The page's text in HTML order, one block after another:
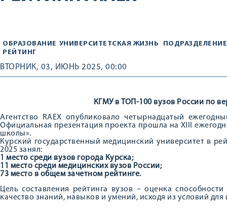
ОБРАЗОВАНИЕ УНИВЕРСИТЕТСКАЯ ЖИЗНЬ
ПОДРАЗДЕЛЕНИЕ
РЕЙТИНГ
ВТОРНИК, 03, ИЮНЬ 2025, 00:00
КГМУ в ТОП-100 вузов России по
Агентство RAEX опубликовало четырнадцатый
Официальная презентация проекта прошла на XIII
школы».
Курский государственный медицинский университет в
2025 занял:
1 место среди вузов города Курска;
11 место среди медицинских вузов России;
73 место в общем зачетном рейтинге.
Цель составления рейтинга вузов – оценка
качество знаний, навыков и умений, исходя из условий